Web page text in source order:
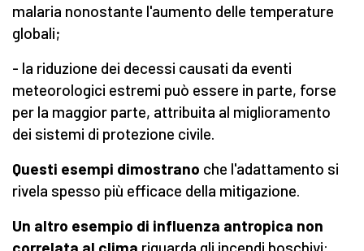
malaria nonostante l'aumento delle temperature
globali;
- la riduzione dei decessi causati da eventi
meteorologici estremi può essere in parte, forse
per la maggior parte, attribuita al miglioramento
dei sistemi di protezione civile.
Questi esempi dimostrano che l'adattamento si
rivela spesso più efficace della mitigazione.
Un altro esempio di influenza antropica non